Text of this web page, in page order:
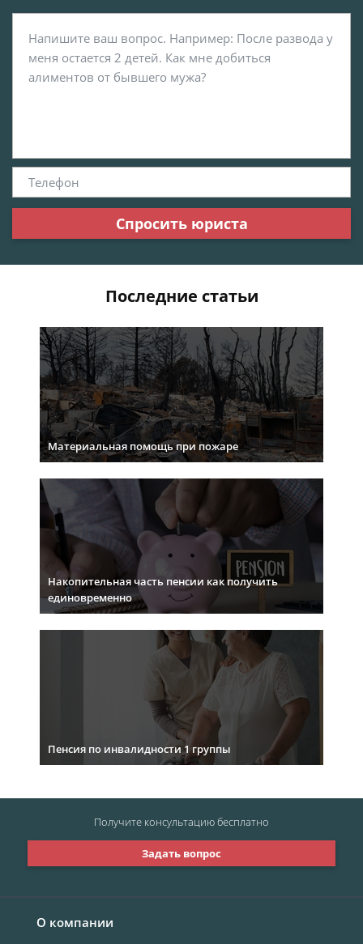
Спросить юриста
Последние статьи
Материальная помощь при пожаре
Накопительная часть пенсии как получить
единовременно
Пенсия по инвалидности 1 группы
О компании
Задать вопрос
Получите консультациюбесплатно